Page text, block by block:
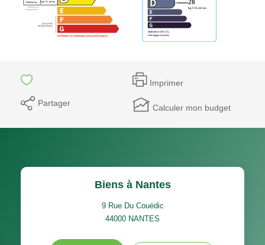
Imprimer
Partager Calculer mon budget
Biens à Nantes
9 Rue Du Couëdic
44000 NANTES